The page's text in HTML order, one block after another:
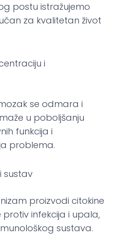
postu istražujemo
za kvalitetan život
i
se odmara i
u poboljšanju
funkcija i
problema.
sustav
proizvodi citokine
infekcija i upala,
sustava.